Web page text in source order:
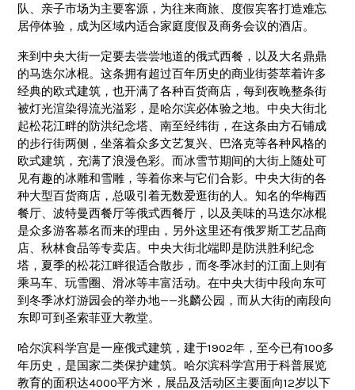
队、亲子市场为主要客源，为往来商旅、度假宾客打造难忘
居停体验，成为区域内适合家庭度假及商务会议的酒店。
来到中央大街一定要去尝尝地道的俄式西餐，以及大名鼎鼎
的马迭尔冰棍。这条拥有超过百年历史的商业街荟萃着许多
经典的欧式建筑，也开满了各种百货商店，每到夜晚整条街
被灯光渲染得流光溢彩，是哈尔滨必体验之地。中央大街北
起松花江畔的防洪纪念塔、南至经纬街，在这条由方石铺成
的步行街两侧，坐落着众多文艺复兴、巴洛克等各种风格的
欧式建筑，充满了浪漫色彩。而冰雪节期间的大街上随处可
见有趣的冰雕和雪雕，等着你来与它们合影。中央大街的各
种大型百货商店，总吸引着无数爱逛街的人。知名的华梅西
餐厅、波特曼西餐厅等俄式西餐厅，以及美味的马迭尔冰棍
是众多游客慕名而来的理由，另外这里还有俄罗斯工艺品商
店、秋林食品等专卖店。中央大街北端即是防洪胜利纪念
塔，夏季的松花江畔很适合散步，而冬季冰封的江面上则有
乘马车、玩雪圈、滑冰等丰富活动。在中央大街中段向东可
到冬季冰灯游园会的举办地——兆麟公园，而从大街的南段向
东即可到圣索菲亚大教堂。
哈尔滨科学宫是一座俄式建筑，建于1902年，至今已有100多
年历史，是国家二类保护建筑。哈尔滨科学宫用于科普展览
教育的面积达4000平方米，展品及活动区主要面向12岁以下